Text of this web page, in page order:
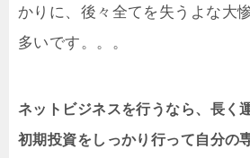
かりに、後々全てを失うよな大
多いです。。。
ネットビジネスを行うなら、長く
初期投資をしっかり行って自分の